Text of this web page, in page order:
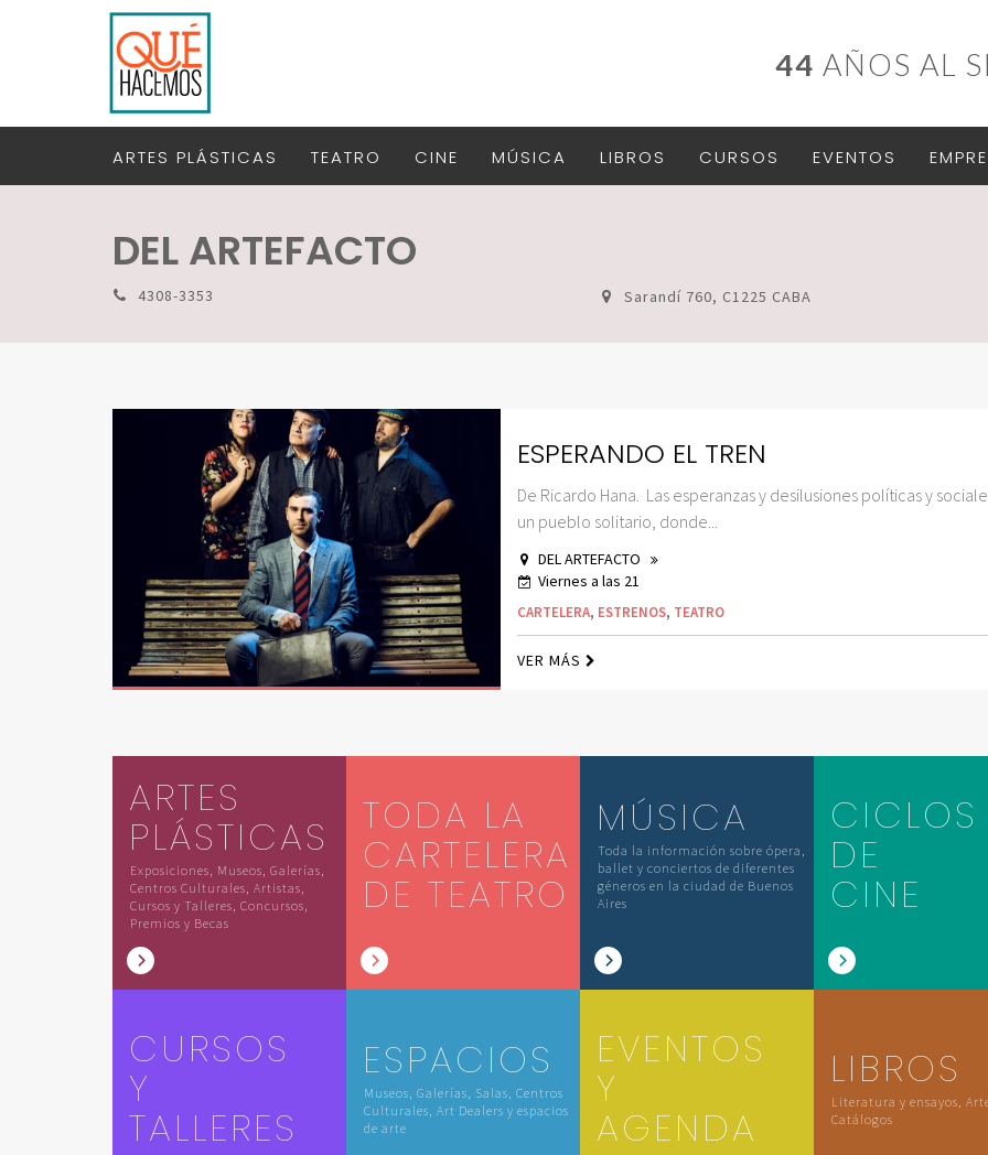
44 AÑOS AL
ARTES PLÁSTICAS TEATRO CINE MÚSICA LIBROS CURSOS EVENTOS
DEL ARTEFACTO
4308-3353 Sarandí 760, C1225 CABA
ESPERANDO EL TREN
De Ricardo Hana. Las esperanzas y desilusiones políticas y
un pueblo solitario, donde...
DEL ARTEFACTO
Viernes a las 21
CARTELERA, ESTRENOS, TEATRO
VER MÁS
ARTES
PLÁSTICAS
Exposiciones, Museos, Galerías,
Centros Culturales, Artistas,
Cursos y Talleres, Concursos,
Premios y Becas
TODA LA
CARTELERA
DE TEATRO
MÚSICA
Toda la información sobre ópera,
ballet y conciertos de diferentes
géneros en la ciudad de Buenos
Aires
CICLOS
DE
CINE
CURSOS
Y
TALLERES
ESPACIOS
Museos, Galerías, Salas, Centros
Culturales, Art Dealers y espacios
de arte
EVENTOS
Y
AGENDA
LIBROS
Literatura y ensayos,
Catálogos